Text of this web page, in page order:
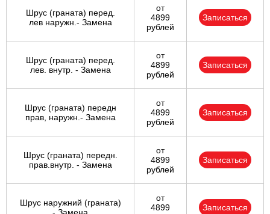
Шрус (граната) перед.
лев наружн.- Замена
от
4899
рублей
Записаться
Шрус (граната) перед.
лев. внутр. - Замена
от
4899
рублей
Записаться
Шрус (граната) передн
прав, наружн.- Замена
от
4899
рублей
Записаться
Шрус (граната) передн.
прав.внутр. - Замена
от
4899
рублей
Записаться
Шрус наружний (граната)
от
4899
Записаться